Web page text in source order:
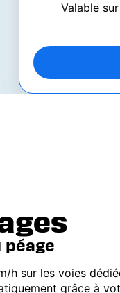
Valable
péage
h sur les voies
grâce à